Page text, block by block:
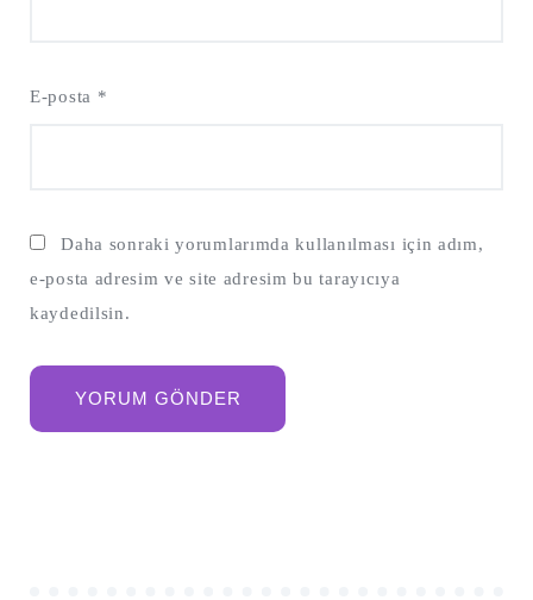
E-posta *
Daha sonraki yorumlarımda kullanılması için adım,
e-posta adresim ve site adresim bu tarayıcıya
kaydedilsin.